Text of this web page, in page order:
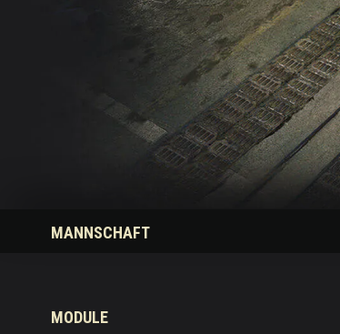
Musik
Ratgeber
MANNSCHAFT
MODULE